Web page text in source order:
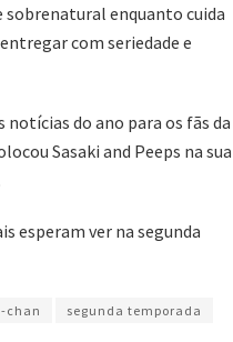
enquanto cuida
com seriedade e
do ano para os fãs da
Sasaki and Peeps na sua
esperam ver na segunda
chan
segunda temporada